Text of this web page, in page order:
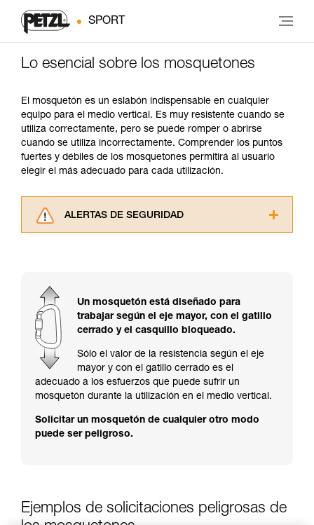
SPORT
Lo esencial sobre los mosquetones
El mosquetón es un eslabón indispensable en cualquier
equipo para el medio vertical. Es muy resistente cuando se
utiliza correctamente, pero se puede romper o abrirse
cuando se utiliza incorrectamente. Comprender los puntos
fuertes y débiles de los mosquetones permitirá al usuario
elegir el más adecuado para cada utilización.
ALERTAS DE SEGURIDAD
comprender este complemento informativo.
Dominar estas técnicas requiere una formación
y un entrenamiento específico. Confirme a
ejecutar estas técnicas, solo y con total
seguridad, antes de ejecutarlas de forma
autónoma.
Damos ejemplos de técnicas relacionadas con
describimos aquí.
Un mosquetón está diseñado para
trabajar según el eje mayor, con el gatillo
cerrado y el casquillo bloqueado.
Sólo el valor de la resistencia según el eje
mayor y con el gatillo cerrado es el
adecuado a los esfuerzos que puede sufrir un
mosquetón durante la utilización en el medio vertical.
Solicitar un mosquetón de cualquier otro modo
puede ser peligroso.
Ejemplos de solicitaciones peligrosas de